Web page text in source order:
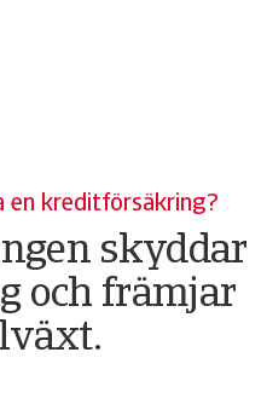
en kreditförsäkring?
skyddar
och främjar